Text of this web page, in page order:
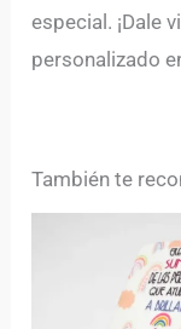
especial. ¡Dale
personalizado
También te
was:
$22,000.